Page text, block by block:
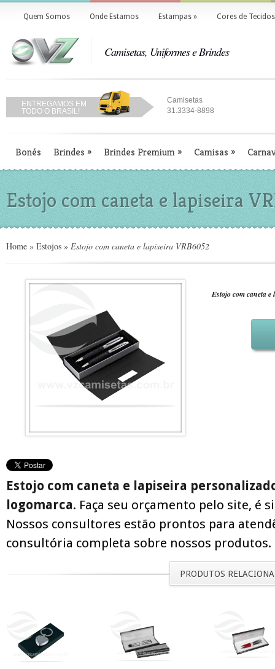
Quem Somos Onde Estamos Estampas» Cores de Tecidos
Camisetas, Uniformes e Brindes
ENTREGAMOS EM
TODO O BRASIL!
Camisetas
31.3334-8898
Bonés Brindes » Brindes Premium» Camisas »
Estojo com caneta e lapiseira
Home » Estojos » Estojo com caneta e lapiseira VRB6052
Estojo com caneta e
Estojo com caneta e lapiseira
logomarca. Faça seu orçamento pelo site, é
Nossos consultores estão prontos para
consultória completa sobre nossos produtos.
PRODUTOS